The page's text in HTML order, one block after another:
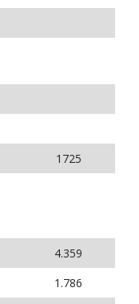
1725
4.359
1.786